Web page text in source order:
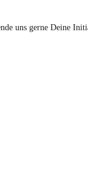
uns gerne Deine